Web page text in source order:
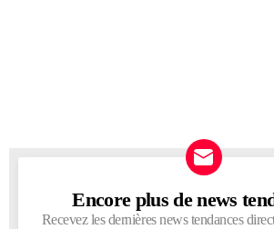
NEWSLETTER
Encore plus de news
Recevez les dernières news tendances